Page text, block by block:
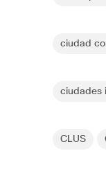
ciudad
ciudades
CLUS